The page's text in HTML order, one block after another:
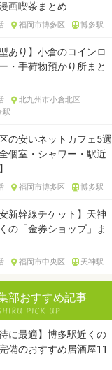
画喫茶まとめ
福岡市博多区 博多駅
型あり】小倉のコインロ
・手荷物預かり所まと
北九州市小倉北区
駅
の安いネットカフェ5選
全個室・シャワー・駅近
福岡市博多区 博多駅
安新幹線チケット】天神
の「金券ショップ」ま
福岡市中央区 天神駅
部おすすめ記事
待に最適】博多駅近くの
備のおすすめ居酒屋11